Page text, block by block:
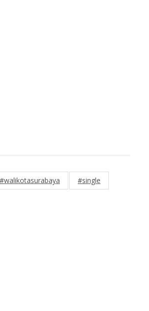
#walikotasurabaya
#single